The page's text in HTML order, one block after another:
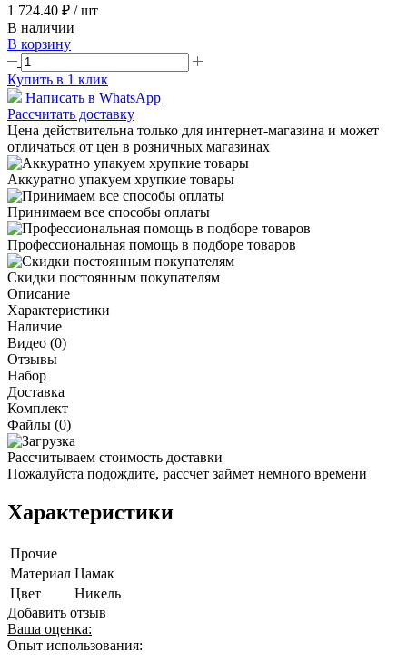
1 724.40 ₽ / шт
В наличии
В корзину
Купить в 1 клик
Написать в WhatsApp
Рассчитать доставку
Цена действительна только для интернет-магазина и может
отличаться от цен в розничных магазинах
Аккуратно упакуем хрупкие товары
Принимаем все способы оплаты
Профессиональная помощь в подборе товаров
Скидки постоянным покупателям
Описание
Характеристики
Наличие
Видео (0)
Отзывы
Набор
Доставка
Комплект
Файлы (0)
Рассчитываем стоимость доставки
Пожалуйста подождите, рассчет займет немного времени
Характеристики
Прочие
Материал Цамак
Цвет
Никель
Добавить отзыв
Ваша оценка:
Опыт использования: